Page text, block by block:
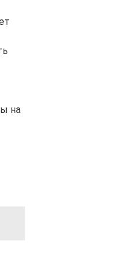
на